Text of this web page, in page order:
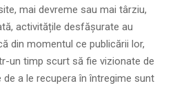
mai devreme sau mai târziu,
activitățile desfășurate au
din momentul ce publicării lor,
un timp scurt să fie vizionate de
a le recupera în întregime sunt